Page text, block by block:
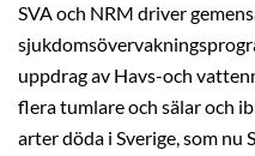
SVA och NRM driver
uppdrag av Havs-och
flera tumlare och sälar och
arter döda i Sverige, som nu